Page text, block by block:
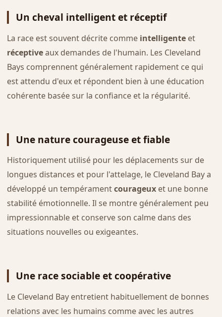
Un cheval intelligent et réceptif
La race est souvent décrite comme intelligenteet
réceptiveaux demandes de l'humain. Les Cleveland
Bays comprennent généralement rapidement ce qui
est attendu d'eux et répondent bien à une éducation
cohérente basée sur la confiance et la régularité.
Une nature courageuse et fiable
Historiquement utilisé pour les déplacements sur de
longues distances et pour l'attelage, le Cleveland Bay a
développé un tempéramentcourageuxet une bonne
stabilité émotionnelle. Il se montre généralement peu
impressionnable et conserve son calme dans des
situations nouvelles ou exigeantes.
Une race sociable et coopérative
Le Cleveland Bay entretient habituellement de bonnes
relations avec les humains comme avec les autres